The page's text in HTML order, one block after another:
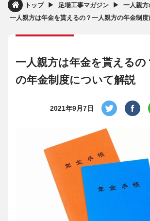
トップ ▶︎ 足場工事マガジン ▶︎ 一人親方
一人親方は年金を貰えるの？一人親方の年金制度
一人親方は年金を貰えるの
の年金制度について解説
2021年9月7日